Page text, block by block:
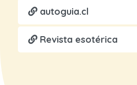
autoguia.cl
Revista esotérica